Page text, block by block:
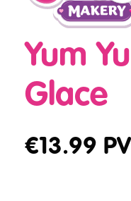
Yum
Glace
€13.99